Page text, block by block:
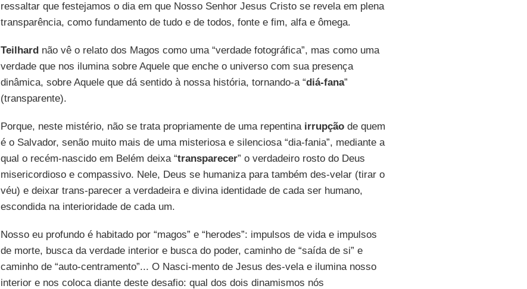
ressaltar que festejamos o dia em que Nosso Senhor Jesus Cristo se revela em plena
transparência, como fundamento de tudo e de todos, fonte e fim, alfa e ômega.
Teilhardnão vê o relato dos Magos como uma “verdade fotográfica”, mas como uma
verdade que nos ilumina sobre Aquele que enche o universo com sua presença
dinâmica, sobre Aquele que dá sentido à nossa história, tornando-a “diá-fana”
(transparente).
Porque, neste mistério, não se trata propriamente de uma repentinairrupçãode quem
é o Salvador, senão muito mais de uma misteriosa e silenciosa “dia-fania”, mediante a
qual o recém-nascido em Belém deixa “transparecer” o verdadeiro rosto do Deus
misericordioso e compassivo. Nele, Deus se humaniza para também des-velar (tirar o
véu) e deixar trans-parecer a verdadeira e divina identidade de cada ser humano,
escondida na interioridade de cada um.
Nosso eu profundo é habitado por “magos” e “herodes”: impulsos de vida e impulsos
de morte, busca da verdade interior e busca do poder, caminho de “saída de si” e
caminho de “auto-centramento”... O Nasci-mento de Jesus des-vela e ilumina nosso
interior e nos coloca diante deste desafio: qual dos dois dinamismos nós